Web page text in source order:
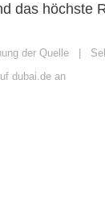
das höchste
der Quelle
dubai.de an